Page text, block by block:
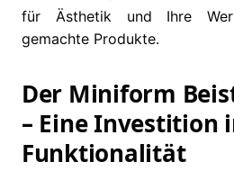
für Ästhetik und Ihre
gemachte Produkte.
Der Miniform
– Eine Investition
Funktionalität